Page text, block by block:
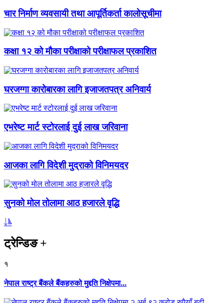
चार निर्माण व्यवसायी तथा आपूर्तिकर्ता कालोसूचीमा
कक्षा १२ को मौका परीक्षाको परीक्षाफल प्रकाशित
घरजग्गा कारोबारका लागि इजाजतपत्र अनिवार्य
एभरेष्ट मार्ट स्टोरलाई दुई लाख जरिवाना
आजका लागि विदेशी मुद्राको विनिमयदर
सुनको मोल तोलामा आठ हजारले वृद्धि
ट्रेन्डिङ+
१
नेपाल राष्ट्र बैंकले बैंकहरुको मुद्दति निक्षेपमा...